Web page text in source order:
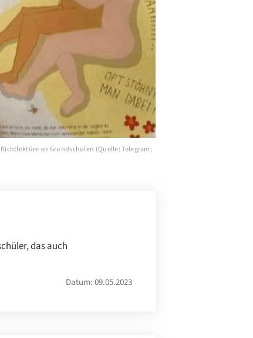
an Grundschulen (Quelle: Telegram;
das auch
Datum: 09.05.2023